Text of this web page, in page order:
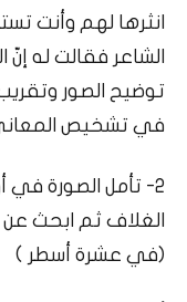
انثرها لهم وأنت
الشاعر فقالت له
توضيح الصور وتقريب
في تشخيص المعاني
2- تأمل الصورة في
الغلاف ثم ابحث
(في عشرة أسطر )